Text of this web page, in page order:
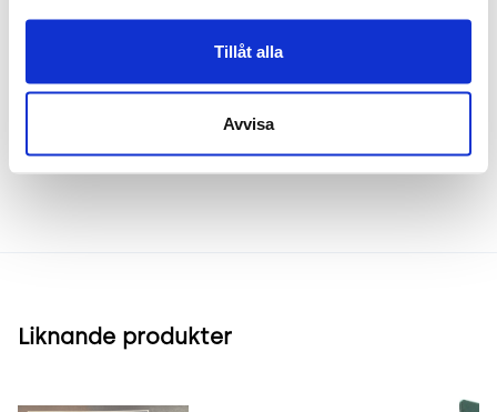
Tillåt alla
Avvisa
Inspiration & vanliga frågar
Liknande produkter